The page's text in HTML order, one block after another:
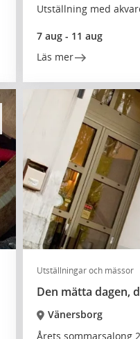
Utställning med
7 aug - 11 aug
Läs mer
Utställningar och mässor
Den mätta dagen,
Vänersborg
Årets sommarsalong